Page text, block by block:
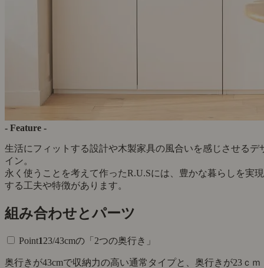
- Feature -
生活にフィットする設計や木製家具の風合いを感じさせるデ
イン。
永く使うことを考えて作ったR.U.Sには、豊かな暮らしを実現
する工夫や特徴があります。
組み合わせとパーツ
Point123/43cmの「2つの奥行き」
奥行きが43cmで収納力の高い通常タイプと、奥行きが23ｃｍ